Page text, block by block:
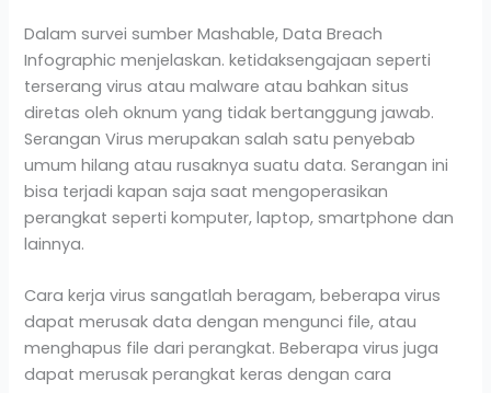
Dalam survei sumber Mashable, Data Breach
Infographic menjelaskan. ketidaksengajaan seperti
terserang virus atau malware atau bahkan situs
diretas oleh oknum yang tidak bertanggung jawab.
Serangan Virus merupakan salah satu penyebab
umum hilang atau rusaknya suatu data. Serangan ini
bisa terjadi kapan saja saat mengoperasikan
perangkat seperti komputer, laptop, smartphone dan
lainnya.
Cara kerja virus sangatlah beragam, beberapa virus
dapat merusak data dengan mengunci file, atau
menghapus file dari perangkat. Beberapa virus juga
dapat merusak perangkat keras dengan cara